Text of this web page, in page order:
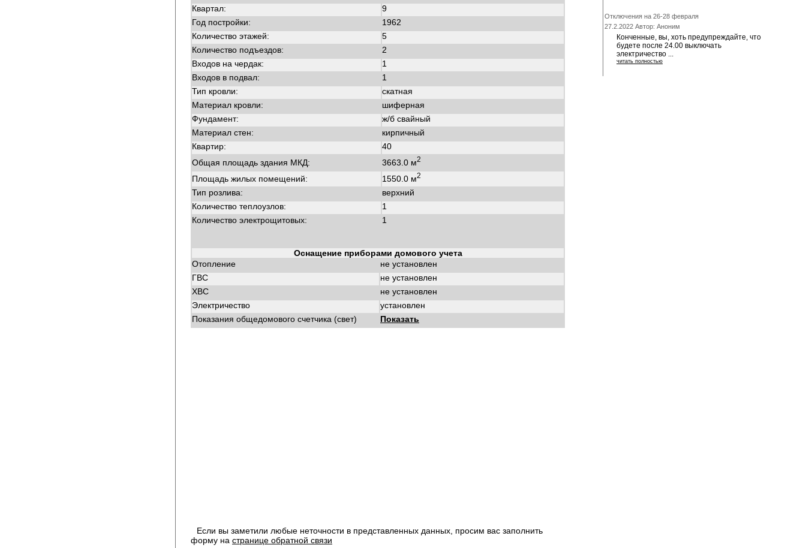
Квартал:
9
Год постройки:
1962
Количество этажей:
5
Количество подъездов:
2
Входов на чердак:
1
Входов в подвал:
1
Тип кровли:
скатная
Материал кровли:
шиферная
Фундамент:
ж/б свайный
Материал стен:
кирпичный
Квартир:
40
Общая площадь здания МКД:
3663.0 м2
Площадь жилых помещений: 1550.0 м2
Тип розлива:
верхний
Количество теплоузлов:
1
Количество электрощитовых:
1
Оснащение приборами домового учета
Отопление
не установлен
ГВС
не установлен
ХВС
не установлен
Электричество
установлен
Показания общедомового счетчика (свет)
Показать
Если вы заметили любые неточности в представленных данных, просим вас заполнить
форму на странице обратной связи
Отключения на 26-28 февраля
27.2.2022 Автор: Аноним
Конченные, вы, хоть предупреждайте, что
будете после 24.00 выключать
электричество ...
читать полностью